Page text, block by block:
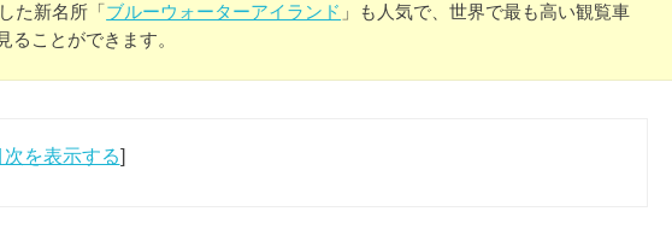
た新名所「ブルーウォーターアイランド 」も人気で、世界で最も高い観覧車
ることができます。
次を表示する]